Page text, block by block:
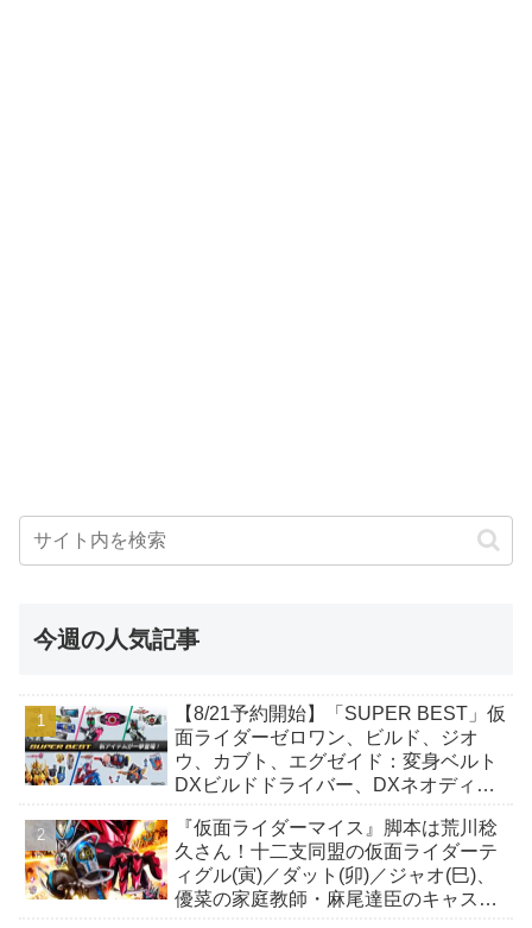
今週の人気記事
【8/21予約開始】「SUPER BEST」仮
面ライダーゼロワン、ビルド、ジオ
ウ、カブト、エグゼイド：変身ベルト
DXビルドドライバー、DXネオディケ
か12点！
『仮面ライダーマイス』脚本は荒川稔
久さん！十二支同盟の仮面ライダーテ
ィグル(寅)／ダット(卯)／ジャオ(巳)、
優菜の家庭教師・麻尾達臣のキャスト